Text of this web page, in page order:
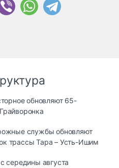
обновляют 65-
службы обновляют
трассы Тара – Усть-Ишим
середины августа